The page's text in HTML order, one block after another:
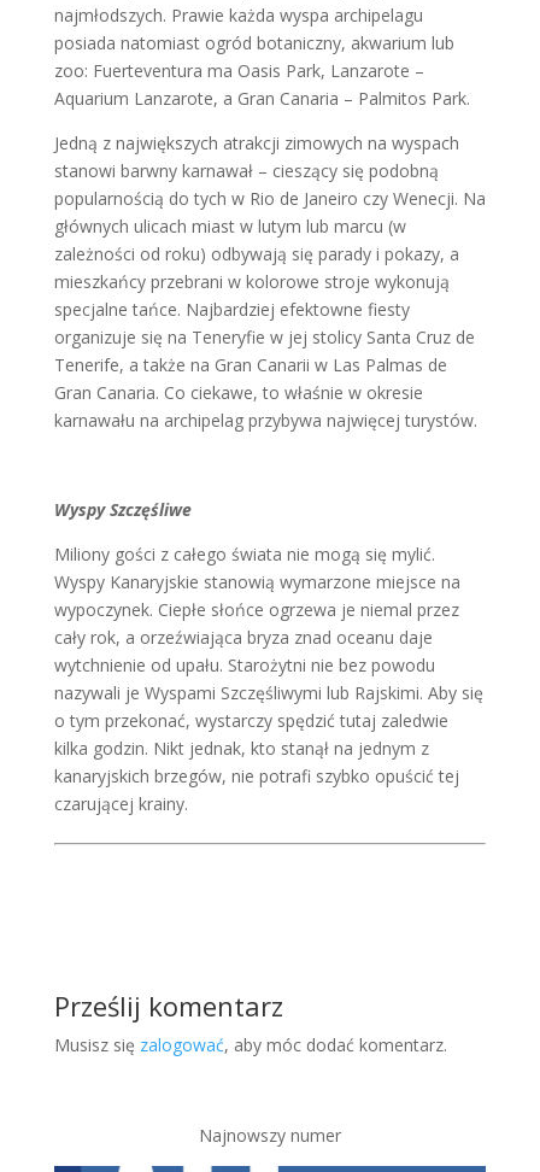
najmłodszych. Prawie każda wyspa archipelagu
posiada natomiast ogród botaniczny, akwarium lub
zoo: Fuerteventura ma Oasis Park, Lanzarote –
Aquarium Lanzarote, a Gran Canaria – Palmitos Park.
Jedną z największych atrakcji zimowych na wyspach
stanowi barwny karnawał – cieszący się podobną
popularnością do tych w Rio de Janeiro czy Wenecji. Na
głównych ulicach miast w lutym lub marcu (w
zależności od roku) odbywają się parady i pokazy, a
mieszkańcy przebrani w kolorowe stroje wykonują
specjalne tańce. Najbardziej efektowne fiesty
organizuje się na Teneryfie w jej stolicy Santa Cruz de
Tenerife, a także na Gran Canarii w Las Palmas de
Gran Canaria. Co ciekawe, to właśnie w okresie
karnawału na archipelag przybywa najwięcej turystów.
Wyspy Szczęśliwe
Miliony gości z całego świata nie mogą się mylić.
Wyspy Kanaryjskie stanowią wymarzone miejsce na
wypoczynek. Ciepłe słońce ogrzewa je niemal przez
cały rok, a orzeźwiająca bryza znad oceanu daje
wytchnienie od upału. Starożytni nie bez powodu
nazywali je Wyspami Szczęśliwymi lub Rajskimi. Aby się
o tym przekonać, wystarczy spędzić tutaj zaledwie
kilka godzin. Nikt jednak, kto stanął na jednym z
kanaryjskich brzegów, nie potrafi szybko opuścić tej
czarującej krainy.
Prześlij komentarz
Musisz się zalogować, aby móc dodać komentarz.
Najnowszy numer